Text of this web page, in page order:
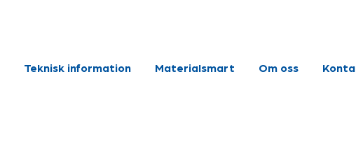
Teknisk information Materialsmart Om oss